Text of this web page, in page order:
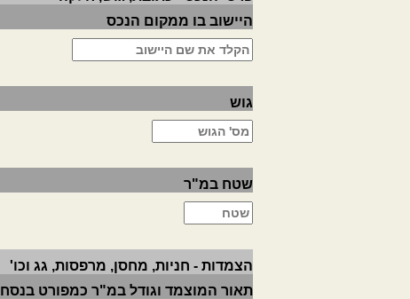
היישוב בו ממקום הנכס
גוש
שטח במ"ר
הצמדות - חניות, מחסן, מרפסות, גג וכו'
תאור המוצמד וגודל במ"ר כמפורט בנסח